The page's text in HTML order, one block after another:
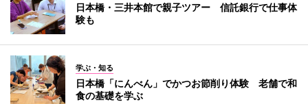
日本橋・三井本館で親子ツアー 信託銀行で仕事体
験も
学ぶ・知る
日本橋「にんべん」でかつお節削り体験 老舗で和
食の基礎を学ぶ